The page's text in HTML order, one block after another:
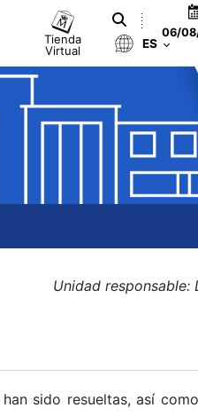
Tienda
Virtual
06/
ES
Unidad
sido resueltas, así